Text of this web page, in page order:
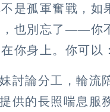
是孤軍奮戰，如
也別忘了——你
你身上。你可以：
討論分工，輪流
供的長照喘息服